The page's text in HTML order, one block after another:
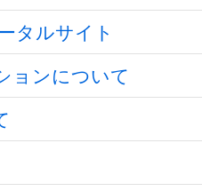
タルサイト
ョンについて